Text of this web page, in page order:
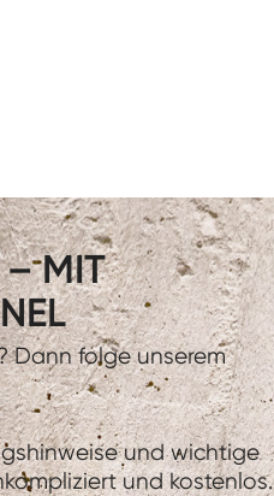
– MIT
Dann folge unserem
und wichtige
und kostenlos.